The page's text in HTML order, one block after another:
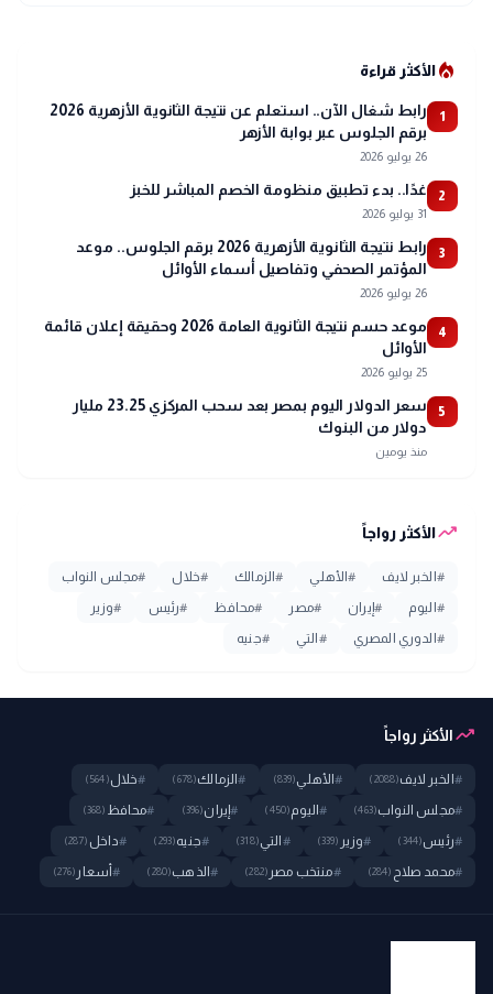
local_fire_departmentالأكثر قراءة
1
رابط شغال الآن.. استعلم عن نتيجة الثانوية الأزهرية 2026
برقم الجلوس عبر بوابة الأزهر
26 يوليو 2026
2 غدًا.. بدء تطبيق منظومة الخصم المباشر للخبز
31 يوليو 2026
3
رابط نتيجة الثانوية الأزهرية 2026 برقم الجلوس.. موعد
المؤتمر الصحفي وتفاصيل أسماء الأوائل
26 يوليو 2026
4
موعد حسم نتيجة الثانوية العامة 2026 وحقيقة إعلان قائمة
الأوائل
25 يوليو 2026
5
سعر الدولار اليوم بمصر بعد سحب المركزي 23.25 مليار
دولار من البنوك
منذ يومين
trending_upالأكثر رواجاً
# الخبر لايف #الأهلي #الزمالك #خلال #مجلس النواب
# اليوم # إيران #مصر #محافظ #رئيس #وزير
# الدوري المصري # التي #جنيه
trending_upالأكثر رواجاً
# الخبر لايف(2088)
#الأهلي(839)
#الزمالك(678)
#خلال(564)
#مجلس النواب(463)
#اليوم(450)
#إيران(396)
#محافظ (368)
#رئيس(344)
#وزير (339)
# التي(318)
#جنيه(293)
#داخل (287)
#محمد صلاح (284)
#منتخب مصر (282)
#الذهب(280)
#أسعار (276)